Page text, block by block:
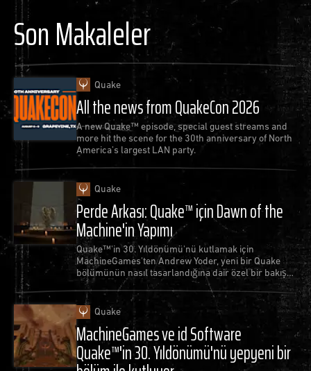
Son Makaleler
Quake
All the news from QuakeCon 2026
A new Quake™ episode, special guest streams and
more hit the scene for the 30th anniversary of North
America’s largest LAN party.
Quake
Perde Arkası: Quake™ için Dawn of the
Machine'in Yapımı
Quake™'in 30. Yıldönümü'nü kutlamak için
MachineGames'ten Andrew Yoder, yeni bir Quake
bölümünün nasıl tasarlandığına dair özel bir bakış
sunuyor.
Quake
MachineGames ve id Software
Quake™'in 30. Yıldönümü'nü yepyeni bir